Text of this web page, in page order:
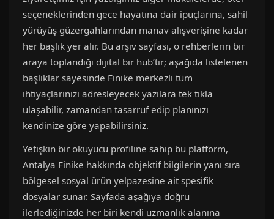
seçeneklerinden gece hayatına dair ipuçlarına, sahil
yürüyüş güzergahlarından manav alışverişine kadar
her başlık yer alır. Bu arşiv sayfası, o rehberlerin bir
araya toplandığı dijital bir hub’tır; aşağıda listelenen
başlıklar sayesinde Finike merkezli tüm
ihtiyaçlarınızı adresleyecek yazılara tek tıkla
ulaşabilir, zamandan tasarruf edip planınızı
kendinize göre yapabilirsiniz.
Yetişkin bir okuyucu profiline sahip bu platform,
Antalya Finike hakkında objektif bilgilerin yanı sıra
bölgesel sosyal ürün yelpazesine ait spesifik
dosyalar sunar. Sayfada aşağıya doğru
ilerlediğinizde her biri kendi uzmanlık alanına